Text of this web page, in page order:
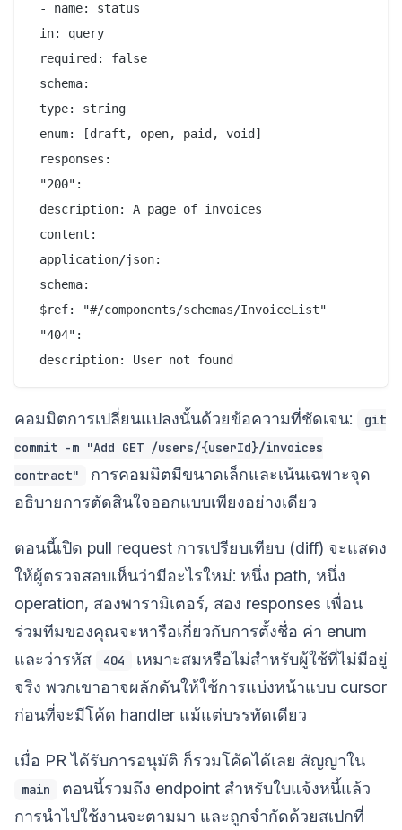
- name: status
in: query
required: false
schema:
type: string
enum: [draft, open, paid, void]
responses:
"200":
description: A page of invoices
content:
application/json:
schema:
$ref: "#/components/schemas/InvoiceList"
"404":
คอมมิตการเปลี่ยนแปลงนั้นด้วยข้อความที่ชัดเจน:
git
commit -m "Add GET /users/{userId}/invoices
contract"
การคอมมิตมีขนาดเล็กและเน้นเฉพาะจุด
อธิบายการตัดสินใจออกแบบเพียงอย่างเดียว
ตอนนี้เปิด pull request การเปรียบเทียบ (diff) จะแสดง
ให้ผู้ตรวจสอบเห็นว่ามีอะไรใหม่: หนึ่ง path, หนึ่ง
operation, สองพารามิเตอร์, สอง responses เพื่อน
ร่วมทีมของคุณจะหารือเกี่ยวกับการตั้งชื่อ ค่า enum
และว่ารหัส
404
เหมาะสมหรือไม่สำหรับผู้ใช้ที่ไม่มีอยู่
จริง พวกเขาอาจผลักดันให้ใช้การแบ่งหน้าแบบ cursor
ก่อนที่จะมีโค้ด handler แม้แต่บรรทัดเดียว
เมื่อ PR ได้รับการอนุมัติ ก็รวมโค้ดได้เลย สัญญาใน
main
ตอนนี้รวมถึง endpoint สำหรับใบแจ้งหนี้แล้ว
การนำไปใช้งานจะตามมา และถูกจำกัดด้วยสเปกที่